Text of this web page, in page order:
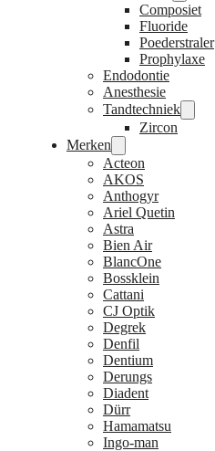
Composiet
Fluoride
Poederstraler
Prophylaxe
Endodontie
Anesthesie
Tandtechniek
Zircon
Merken
Acteon
AKOS
Anthogyr
Ariel Quetin
Astra
Bien Air
BlancOne
Bossklein
Cattani
CJ Optik
Degrek
Denfil
Dentium
Derungs
Diadent
Dürr
Hamamatsu
Ingo-man